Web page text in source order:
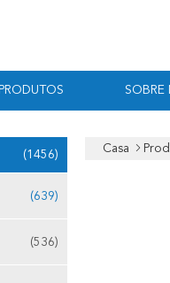
PRODUTOS SOBRE
(1456)
(639)
(536)
Casa